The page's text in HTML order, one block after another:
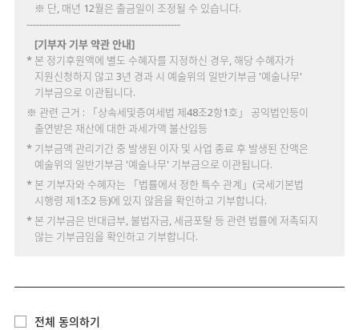
※ 단, 매년 12월은 출금일이 조정될 수 있습니다.
------------------------------------------------
[기부자 기부 약관 안내]
* 본 정기후원액에 별도 수혜자를 지정하신 경우, 해당 수혜자가
지원신청하지 않고 3년 경과 시 예술위의 일반기부금 '예술나무'
기부금으로 이관됩니다.
※ 관련 근거 : 「상속세및증여세법 제48조2항1호」 공익법인등이
출연받은 재산에 대한 과세가액 불산입등
* 기부금액 관리기간 중 발생된 이자 및 사업 종료 후 발생된 잔액은
예술위의 일반기부금 '예술나무' 기부금으로 이관됩니다.
* 본 기부자와 수혜자는 「법률에서 정한 특수 관계」(국세기본법
시행령 제1조2 등)에 있지 않음을 확인하고 기부합니다.
* 본 기부금은 반대급부, 불법자금, 세금포탈 등 관련 법률에 저촉되지
않는 기부금임을 확인하고 기부합니다.
전체 동의하기